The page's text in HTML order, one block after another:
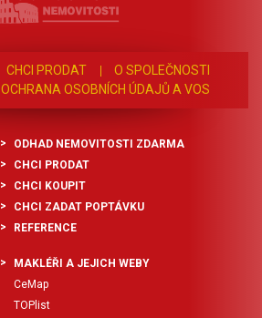
CHCI PRODAT
O SPOLEČNOSTI
OCHRANA OSOBNÍCH ÚDAJŮ A VOS
ODHAD NEMOVITOSTI ZDARMA
CHCI PRODAT
CHCI KOUPIT
CHCI ZADAT POPTÁVKU
REFERENCE
MAKLÉŘI A JEJICH WEBY
CeMap
TOPlist